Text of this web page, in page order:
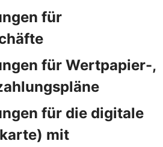
für
für Wertpapier-,
für die digitale
mit